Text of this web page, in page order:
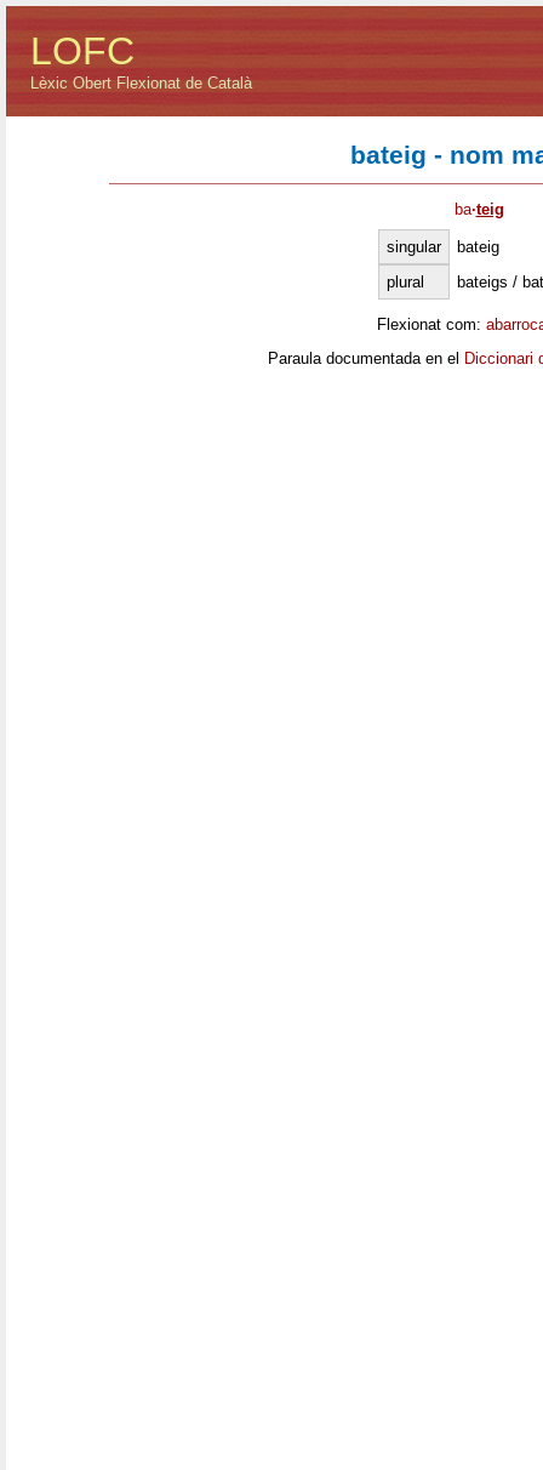
LOFC
Lèxic Obert Flexionat de Català
bateig - nom
ba·teig
singular
bateig
plural
bateigs /
Flexionat com:
Paraula documentada en el Diccionari